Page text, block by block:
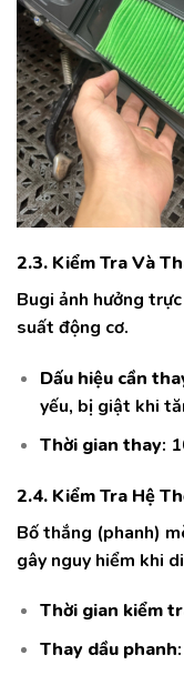
2.3. Kiểm Tra Và
Bugi ảnh hưởng
suất động cơ.
Dấu hiệu cần
yếu, bị giật khi
Thời gian thay:
2.4. Kiểm Tra Hệ
Bố thắng (phanh)
gây nguy hiểm khi
Thời gian kiểm
Thay dầu phanh